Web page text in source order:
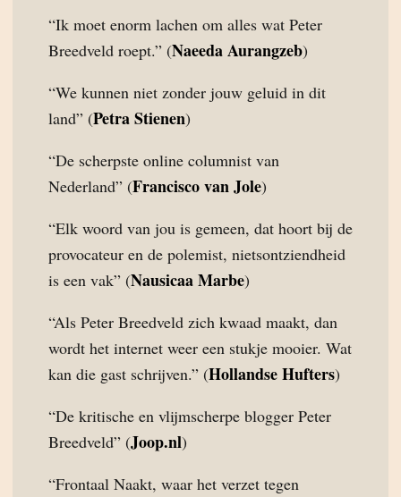
“Ik moet enorm lachen om alles wat Peter
Breedveld roept.” (Naeeda Aurangzeb)
“We kunnen niet zonder jouw geluid in dit
land” (Petra Stienen)
“De scherpste online columnist van
Nederland” (Francisco van Jole)
“Elk woord van jou is gemeen, dat hoort bij de
provocateur en de polemist, nietsontziendheid
is een vak” (Nausicaa Marbe)
“Als Peter Breedveld zich kwaad maakt, dan
wordt het internet weer een stukje mooier. Wat
kan die gast schrijven.” (Hollandse Hufters)
“De kritische en vlijmscherpe blogger Peter
Breedveld” (Joop.nl)
“Frontaal Naakt, waar het verzet tegen